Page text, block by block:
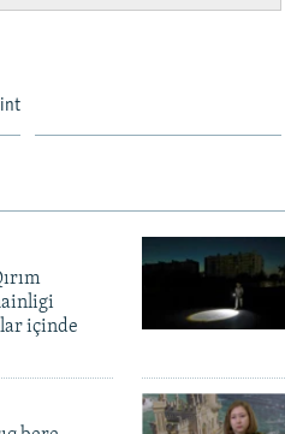
içinde